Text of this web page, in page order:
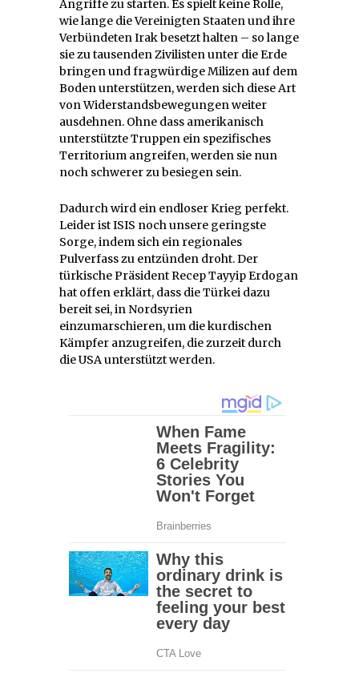
Angriffe zu starten. Es spielt keine Rolle,
wie lange die Vereinigten Staaten und ihre
Verbündeten Irak besetzt halten – so lange
sie zu tausenden Zivilisten unter die Erde
bringen und fragwürdige Milizen auf dem
Boden unterstützen, werden sich diese Art
von Widerstandsbewegungen weiter
ausdehnen. Ohne dass amerikanisch
unterstützte Truppen ein spezifisches
Territorium angreifen, werden sie nun
noch schwerer zu besiegen sein.
Dadurch wird ein endloser Krieg perfekt.
Leider ist ISIS noch unsere geringste
Sorge, indem sich ein regionales
Pulverfass zu entzünden droht. Der
türkische Präsident Recep Tayyip Erdogan
hat offen erklärt, dass die Türkei dazu
bereit sei, in Nordsyrien
einzumarschieren, um die kurdischen
Kämpfer anzugreifen, die zurzeit durch
die USA unterstützt werden.